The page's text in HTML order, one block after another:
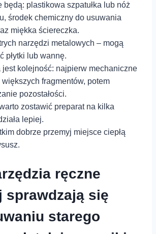
⁢będą: plastikowa szpatułka lub ⁤nóż
środek chemiczny do usuwania
‌miękka ściereczka.
narzędzi metalowych – mogą
płytki lub wannę.
jest kolejność:‌ najpierw ⁤mechaniczne
fragmentów, ‍potem
pozostałości.
zostawić preparat na kilka
lepiej.
dobrze przemyj miejsce ciepłą
ręczne
sprawdzają‍ się
starego